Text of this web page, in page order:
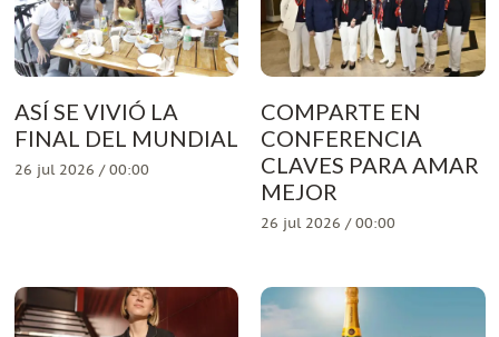
ASÍ SE VIVIÓ LA
FINAL DEL MUNDIAL
26 jul 2026 / 00:00
COMPARTE EN
CONFERENCIA
CLAVES PARA AMAR
MEJOR
26 jul 2026 / 00:00